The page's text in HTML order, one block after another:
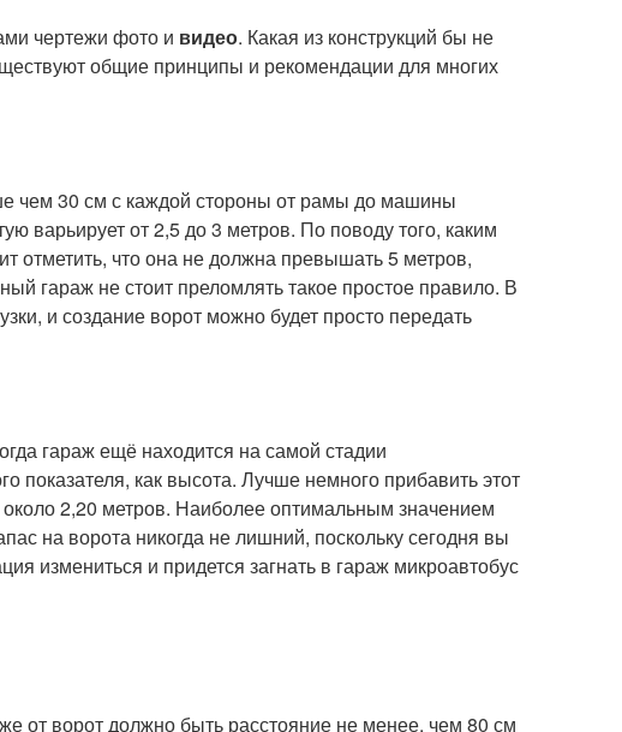
чертежи фото и видео. Какая из конструкций бы не
общие принципы и рекомендации для многих
чем 30 см с каждой стороны от рамы до машины
варьирует от 2,5 до 3 метров. По поводу того, каким
отметить, что она не должна превышать 5 метров,
гараж не стоит преломлять такое простое правило. В
и создание ворот можно будет просто передать
гараж ещё находится на самой стадии
показателя, как высота. Лучше немного прибавить этот
около 2,20 метров. Наиболее оптимальным значением
на ворота никогда не лишний, поскольку сегодня вы
измениться и придется загнать в гараж микроавтобус
от ворот должно быть расстояние не менее, чем 80 см